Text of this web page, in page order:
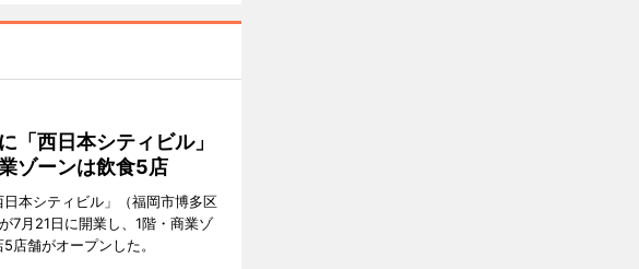
「西日本シティビル」
ゾーンは飲食5店
本シティビル」（福岡市博多区
7月21日に開業し、1階・商業ゾ
店舗がオープンした。